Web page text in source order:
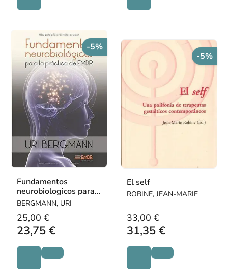
-5%
Fundamentos
neurobiologicos para
la practica de EMDR
BERGMANN, URI
25,00 €
23,75 €
-5%
El self
ROBINE, JEAN-MARIE
33,00 €
31,35 €